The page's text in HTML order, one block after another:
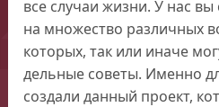
все случаи жизни. У нас
на множество различных
которых, так или иначе
дельные советы. Именно
создали данный проект,